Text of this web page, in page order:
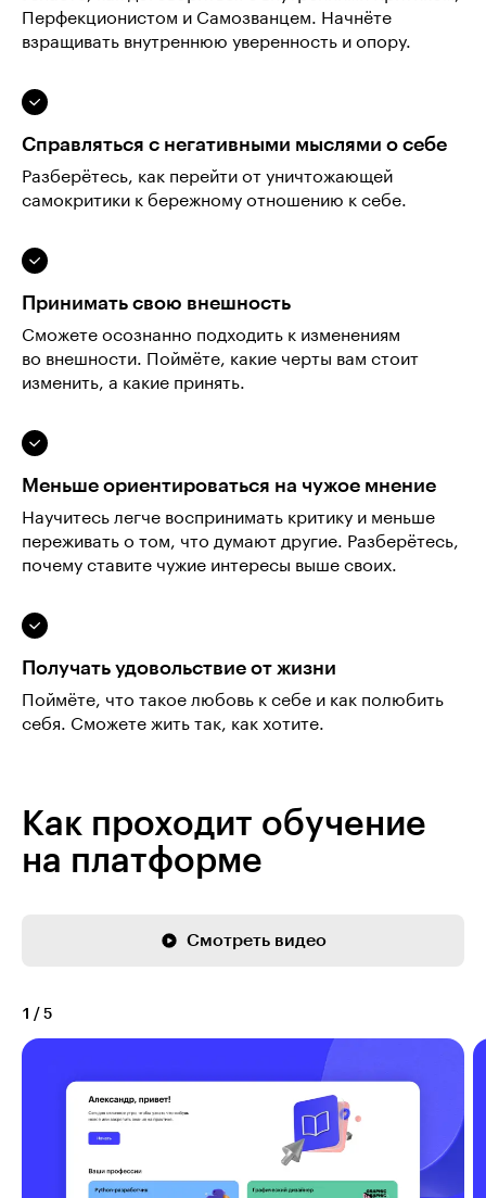
Перфекционистом и Самозванцем. Начнёте
взращивать внутреннюю уверенность и опору.
Справляться с негативными мыслями о себе
Разберётесь, как перейти от уничтожающей
самокритики к бережному отношению к себе.
Принимать свою внешность
Сможете осознанно подходить к изменениям
во внешности. Поймёте, какие черты вам стоит
изменить, а какие принять.
Меньше ориентироваться на чужое мнение
Научитесь легче воспринимать критику и меньше
переживать о том, что думают другие. Разберётесь,
почему ставите чужие интересы выше своих.
Получать удовольствие от жизни
Поймёте, что такое любовь к себе и как полюбить
себя. Сможете жить так, как хотите.
Как проходит обучение
на платформе
Смотреть видео
1 / 5